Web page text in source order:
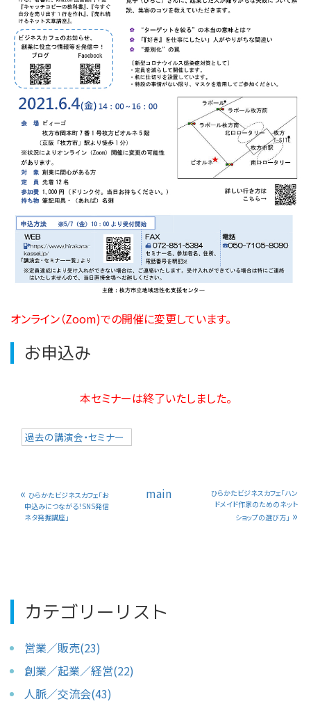
オンライン（Zoom)での開催に変更しています。
お申込み
本セミナーは終了いたしました。
過去の講演会・セミナー
« ひらかたビジネスカフェ「お
申込みにつながる！SNS発信
ネタ発掘講座」
main
ひらかたビジネスカフェ「ハン
ドメイド作家のためのネット
ショップの選び方」 »
カテゴリーリスト
営業／販売(23)
創業／起業／経営(22)
人脈／交流会(43)